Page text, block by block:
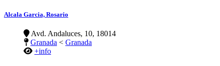
Alcala Garcia, Rosario
Avd. Andaluces, 10, 18014
Granada < Granada
+info